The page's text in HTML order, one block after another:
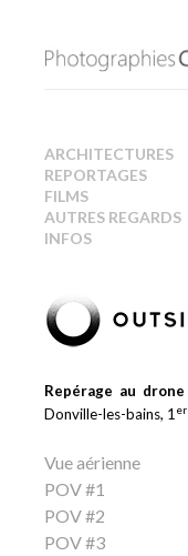
ARCHITECTURES
REPORTAGES
FILMS
AUTRES REGARDS
INFOS
Repérage au drone
Donville-les-bains, 1 er
Vue aérienne
POV #1
POV #2
POV #3